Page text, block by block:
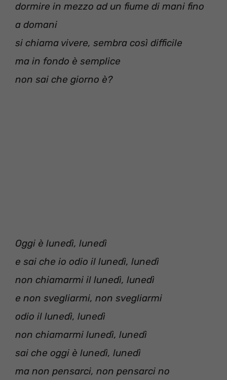
dormire in mezzo ad un fiume di mani fino
a domani
si chiama vivere, sembra così difficile
ma in fondo è semplice
non sai che giorno è?
Oggi è lunedì, lunedì
e sai che io odio il lunedì, lunedì
non chiamarmi il lunedì, lunedì
e non svegliarmi, non svegliarmi
odio il lunedì, lunedì
non chiamarmi lunedì, lunedì
sai che oggi è lunedì, lunedì
ma non pensarci, non pensarci no